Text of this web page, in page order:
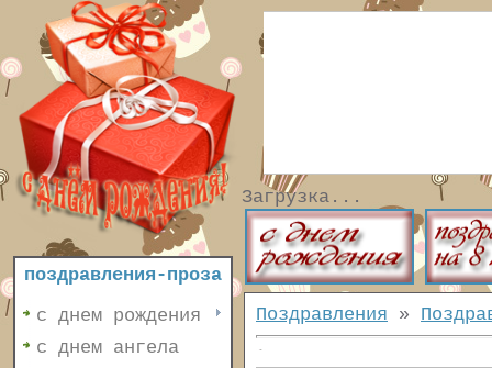
поздравления-проза
с днем рождения
с днем ангела
Загрузка...
Поздравления »